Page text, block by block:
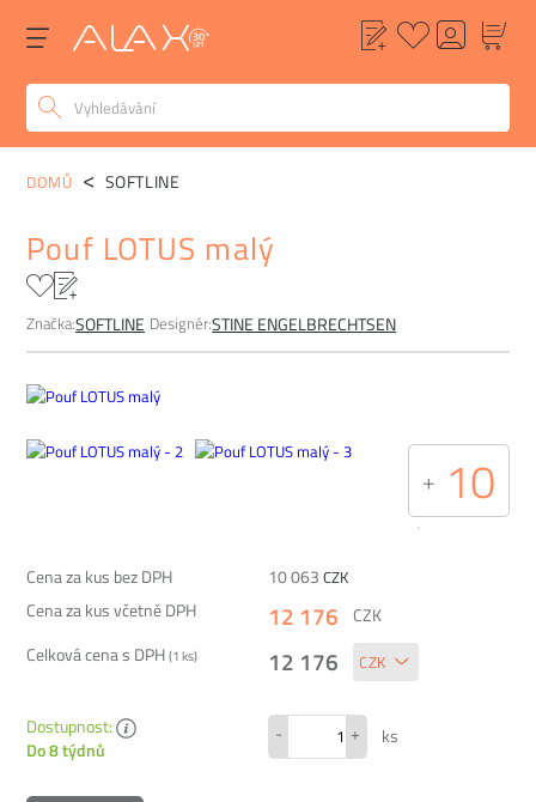
POPIS ALTERNATIVY
DOMŮ SOFTLINE
Pouf LOTUS malý
Značka:SOFTLINE Designér:STINE ENGELBRECHTSEN
+ 10
Cena za kus bez DPH 10 063 CZK
Cena za kus včetně DPH
12 176
CZK
Celková cena s DPH(1ks) 12 176
Dostupnost:
Do 8 týdnů
- + ks